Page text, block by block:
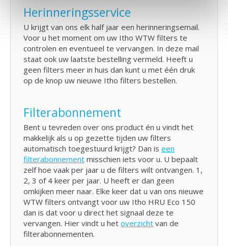
Herinneringsservice
U krijgt van ons elk half jaar een herinneringsemail.
Voor u het moment om uw Itho WTW filters te
controlen en eventueel te vervangen. In deze mail
staat ook uw laatste bestelling vermeld. Heeft u
geen filters meer in huis dan kunt u met één druk
op de knop uw nieuwe Itho filters bestellen.
Filterabonnement
Bent u tevreden over ons product én u vindt het
makkelijk als u op gezette tijden uw filters
automatisch toegestuurd krijgt? Dan is een
filterabonnement misschien iets voor u. U bepaalt
zelf hoe vaak per jaar u de filters wilt ontvangen. 1,
2, 3 of 4 keer per jaar. U heeft er dan geen
omkijken meer naar. Elke keer dat u van ons nieuwe
WTW filters ontvangt voor uw Itho HRU Eco 150
dan is dat voor u direct het signaal deze te
vervangen. Hier vindt u het overzicht van de
filterabonnementen.